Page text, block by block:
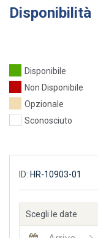
Disponibilità
Disponibile
Non Disponibile
Opzionale
Sconosciuto
ID: HR-10903-01
Scegli le date